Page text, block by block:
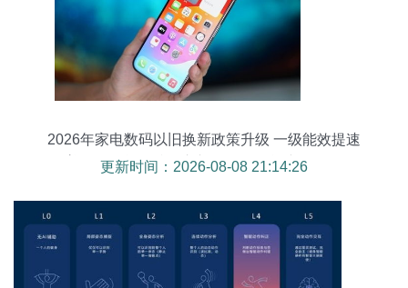
2026年家电数码以旧换新政策升级 一级能效提速
普及，智能眼镜首入补贴引爆智能产品销售
更新时间：2026-08-08 21:14:26